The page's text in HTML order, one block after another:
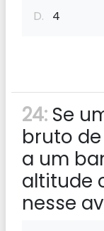
D. 4
24: Se
bruto
a um
altitude
nesse